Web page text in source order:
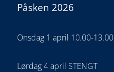
Påsken 2026
Onsdag 1 april 10.00-13.00
Lørdag 4 april STENGT